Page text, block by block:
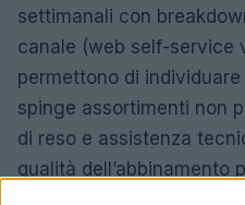
settimanali con
canale (web self-service
permettono di individuare
spinge assortimenti non
di reso e assistenza
qualità dell’abbinamento